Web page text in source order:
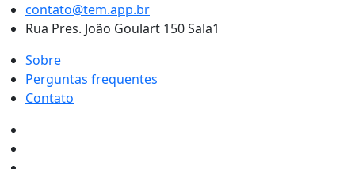
contato@tem.app.br
Rua Pres. João Goulart 150 Sala1
Sobre
Perguntas frequentes
Contato